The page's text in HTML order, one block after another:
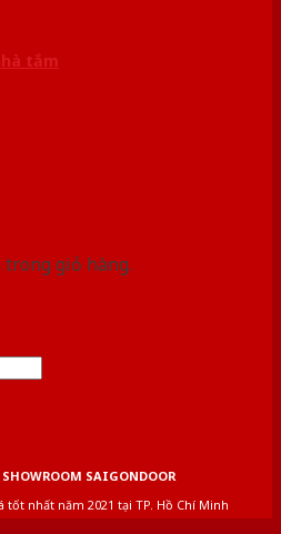
tắm
trong giỏ hàng.
SAIGONDOOR
tốt nhất năm 2021 tại TP. Hồ Chí Minh